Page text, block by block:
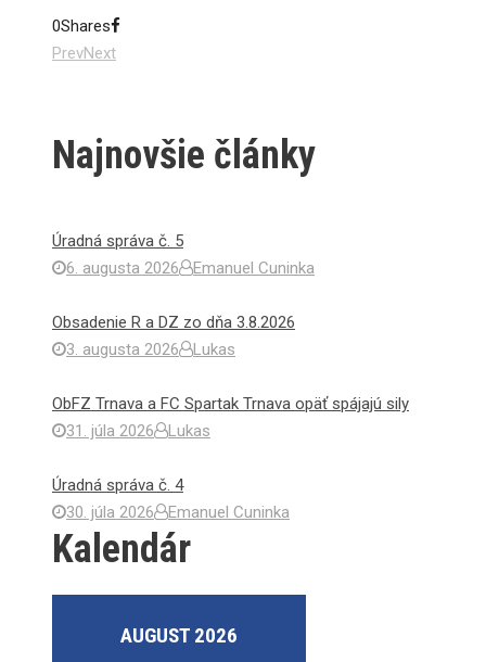
0Shares
PrevNext
Najnovšie články
Úradná správa č. 5
6. augusta 2026
Emanuel Cuninka
Obsadenie R a DZ zo dňa 3.8.2026
3. augusta 2026
Lukas
ObFZ Trnava a FC Spartak Trnava opäť spájajú sily
31. júla 2026
Lukas
Úradná správa č. 4
30. júla 2026
Emanuel Cuninka
Kalendár
AUGUST 2026